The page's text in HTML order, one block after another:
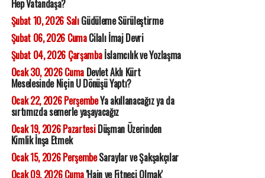
Hep Vatandaşa?
Şubat 10, 2026 SalıGüdüleme Sürüleştirme
Şubat 06, 2026 CumaCilalı İmaj Devri
Şubat 04, 2026 Çarşambaİslamcılık ve Yozlaşma
Ocak 30, 2026 CumaDevlet Aklı Kürt
Meselesinde Niçin U Dönüşü Yaptı?
Ocak 22, 2026 PerşembeYa akıllanacağız ya da
sırtımızda semerle yaşayacağız
Ocak 19, 2026 PazartesiDüşman Üzerinden
Kimlik İnşa Etmek
Ocak 15, 2026 PerşembeSaraylar ve Şakşakçılar
Ocak 09, 2026 Cuma'Hain ve Fitneci Olmak'